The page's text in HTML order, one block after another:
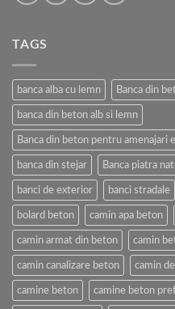
TAGS
banca alba cu lemn Banca din
banca din beton alb si lemn
Banca din beton pentru amenajari
banca din stejar Banca piatra
banci de exterior banci stradale
bolard beton camin apa beton
camin armat din beton camin
camin canalizare beton camin
camine beton camine beton